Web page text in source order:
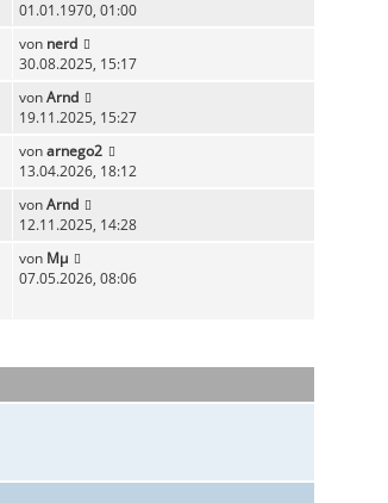
01.01.1970, 01:00
von nerd
30.08.2025, 15:17
vonArnd
19.11.2025, 15:27
vonarnego2
13.04.2026, 18:12
vonArnd
12.11.2025, 14:28
von Mµ
07.05.2026, 08:06